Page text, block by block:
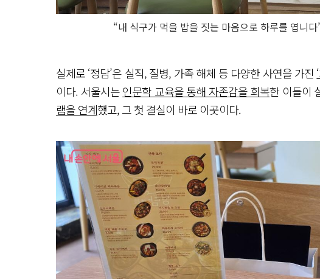
“내 식구가 먹을 밥을 짓는 마음으로 하루를 엽니
실제로 ‘정담’은 실직, 질병, 가족 해체 등 다양한 사연을 가진
이다. 서울시는인문학 교육을 통해 자존감을 회복한 이들이
램을 연계했고, 그 첫 결실이 바로 이곳이다.